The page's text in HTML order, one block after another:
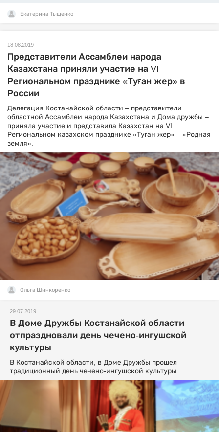
Екатерина Тыщенко
18.08.2019
Представители Ассамблеи народа
Казахстана приняли участие на VI
Региональном празднике «Туған жер» в
России
Делегация Костанайской области – представители
областной Ассамблеи народа Казахстана и Дома дружбы –
приняла участие и представила Казахстан на VI
Региональном казахском празднике «Туған жер» – «Родная
земля».
Ольга Шинкоренко
29.07.2019
В Доме Дружбы Костанайской области
отпраздновали день чечено-ингушской
культуры
В Костанайской области, в Доме Дружбы прошел
традиционный день чечено-ингушской культуры.